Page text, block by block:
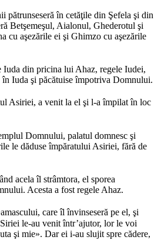
pătrunseseră în cetăţile din Şefela şi din
Betşemeşul, Aialonul, Ghederotul şi
cu aşezările ei şi Ghimzo cu aşezările
din pricina lui Ahaz, regele Iudei,
în Iuda şi păcătuise împotriva Domnului.
Asiriei, a venit la el şi l-a împilat în loc
Domnului, palatul domnesc şi
le dăduse împăratului Asiriei, fără de
acela îl strâmtora, el sporea
Acesta a fost regele Ahaz.
care îl învinseseră pe el, şi
le-au venit într’ajutor, lor le voi
şi mie». Dar ei i-au slujit spre cădere,